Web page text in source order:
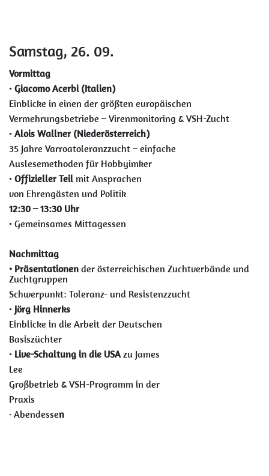
Samstag, 26. 09.
Vormittag
• Giacomo Acerbi (Italien)
Einblicke in einen der größten europäischen
Vermehrungsbetriebe – Virenmonitoring & VSH-Zucht
• Alois Wallner (Niederösterreich)
35 Jahre Varroatoleranzzucht – einfache
Auslesemethoden für Hobbyimker
• Offizieller Teil mit Ansprachen
von Ehrengästen und Politik
12:30 – 13:30 Uhr
• Gemeinsames Mittagessen
Nachmittag
• Präsentationen der österreichischen Zuchtverbände und
Zuchtgruppen
Schwerpunkt: Toleranz- und Resistenzzucht
• Jörg Hinnerks
Einblicke in die Arbeit der Deutschen
Basiszüchter
• Live-Schaltung in die USA zu James
Lee
Großbetrieb & VSH-Programm in der
Praxis
· Abendessen